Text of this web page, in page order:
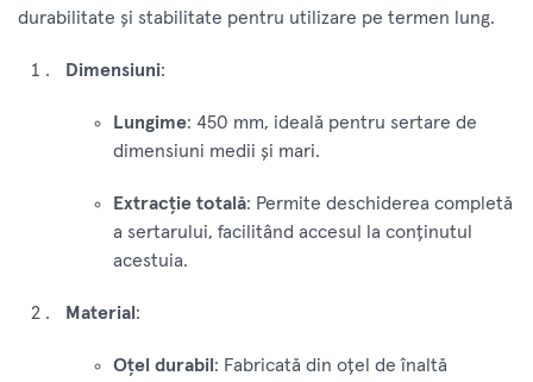
durabilitate și stabilitate pentru utilizare pe termen lung.
Dimensiuni:
Lungime: 450 mm, ideală pentru sertare de
dimensiuni medii și mari.
Extracție totală: Permite deschiderea completă
a sertarului, facilitând accesul la conținutul
acestuia.
Material :
Oțel durabil : Fabricată din oțel de înaltă